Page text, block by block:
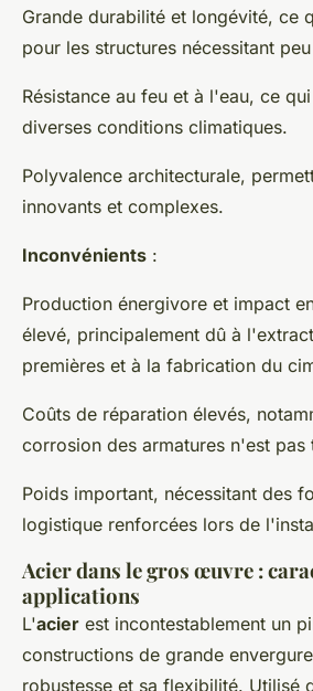
Grande durabilité et longévité, ce
pour les structures nécessitant
Résistance au feu et à l'eau, ce
diverses conditions climatiques.
Polyvalence architecturale,
innovants et complexes.
Inconvénients :
Production énergivore et impact
élevé, principalement dû à
premières et à la fabrication du
Coûts de réparation élevés,
corrosion des armatures n'est pas
Poids important, nécessitant des
logistique renforcées lors de
Acier dans le gros œuvre :
applications
L'acier est incontestablement un
constructions de grande
robustesse et sa flexibilité. Utilisé